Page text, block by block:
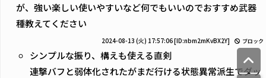
が、強い楽しい使いやすいなど何でもいいのでおすすめ武器
種教えてください
2024-08-13 (火) 17:57:06[ID:nbm2mKvBX2Y] ブロック
シンプルな振り、構えも使える直剣
連撃バフと弱体化されたがまだ行ける状態異常派生でダッ